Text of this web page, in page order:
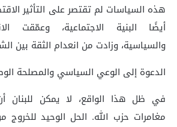
هذه السياسات لم تقتصر على التأثير
أيضًا البنية الاجتماعية، وعمّقت
والسياسية، وزادت من انعدام الثقة بين
الدعوة إلى الوعي السياسي والمصلحة
في ظل هذا الواقع، لا يمكن للبنان
مغامرات حزب الله. الحل الوحيد